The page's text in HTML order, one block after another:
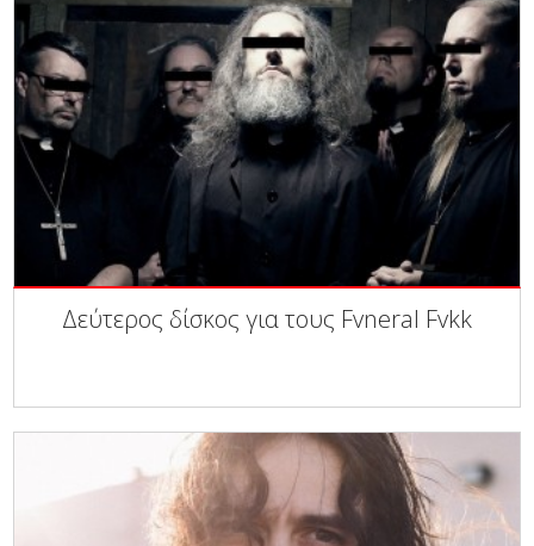
Δεύτερος δίσκος για τους Fvneral Fvkk